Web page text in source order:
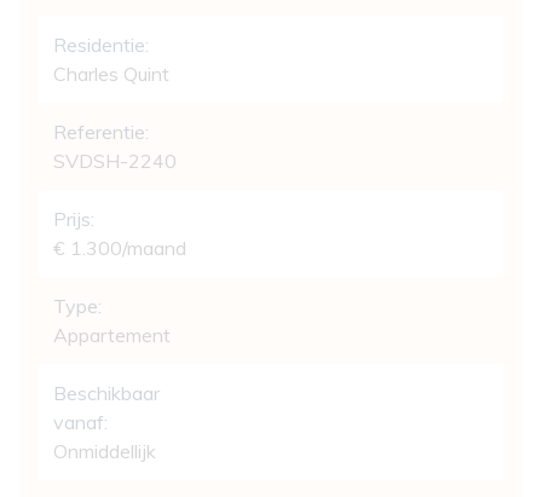
Residentie:
Charles Quint
Referentie:
SVDSH-2240
Prijs:
€ 1.300/maand
Type:
Appartement
Beschikbaar
vanaf:
Onmiddellijk